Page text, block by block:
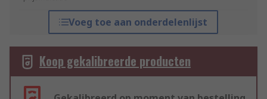
Voeg toe aan onderdelenlijst
Koop gekalibreerde producten